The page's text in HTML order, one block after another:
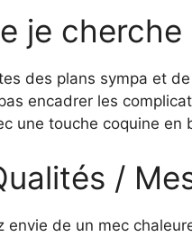
je cherche
des plans sympa et
encadrer les
une touche coquine en
/
envie de un mec